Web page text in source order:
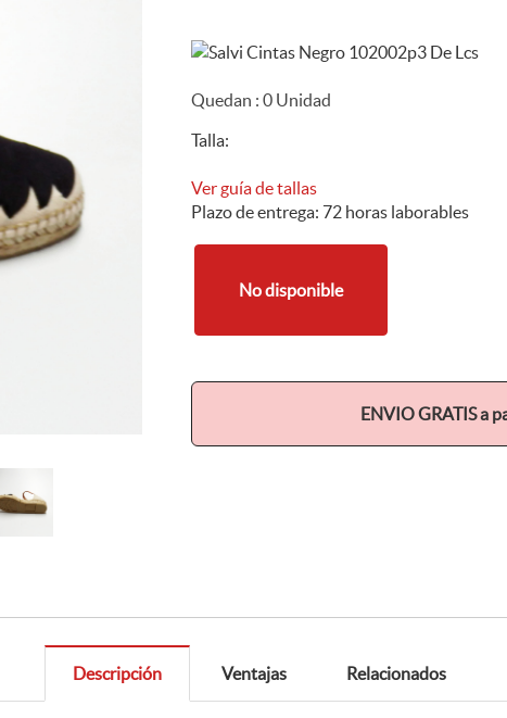
Quedan :0 Unidad
Talla:
Ver guía de tallas
Plazo de entrega: 72 horas laborables
No disponible
ENVIO GRATIS a
Descripción Ventajas Relacionados